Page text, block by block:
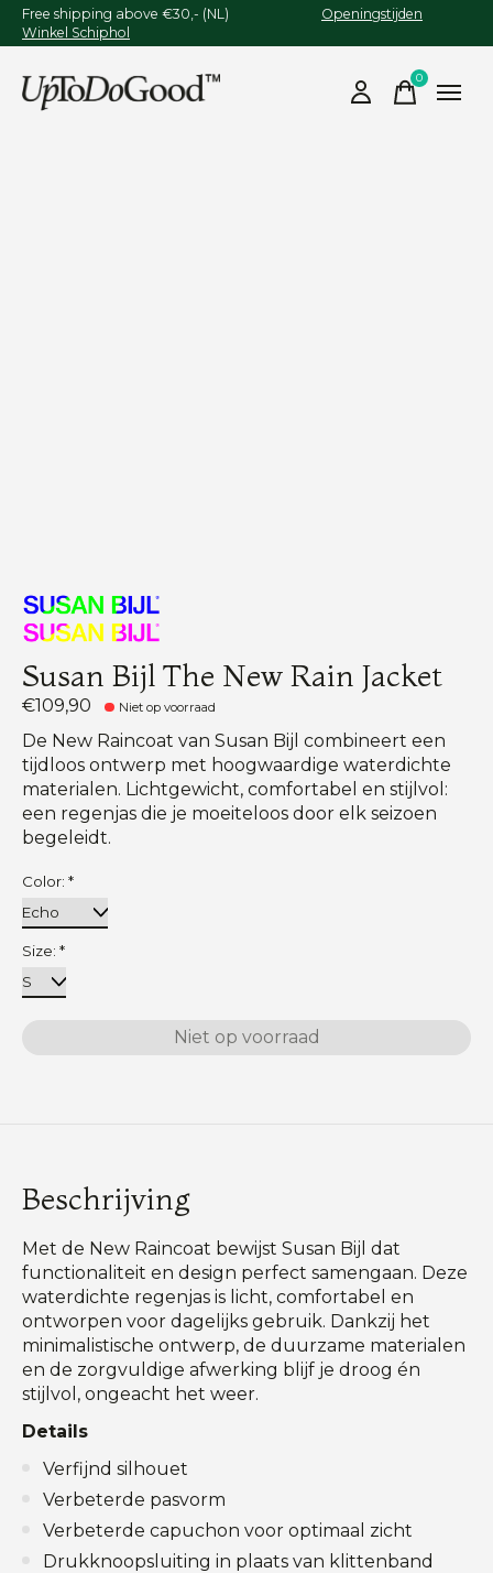
Free shipping above €30,- (NL) Openingstijden
Winkel Schiphol
0items
Susan Bijl The New Rain Jacket
€109,90 Niet op voorraad
De New Raincoat van Susan Bijl combineert een
tijdloos ontwerp met hoogwaardige waterdichte
materialen. Lichtgewicht, comfortabel en stijlvol:
een regenjas die je moeiteloos door elk seizoen
begeleidt.
Color: *
Size: *
Niet op voorraad
Beschrijving
Met de New Raincoat bewijst Susan Bijl dat
functionaliteit en design perfect samengaan. Deze
waterdichte regenjas is licht, comfortabel en
ontworpen voor dagelijks gebruik. Dankzij het
minimalistische ontwerp, de duurzame materialen
en de zorgvuldige afwerking blijf je droog én
stijlvol, ongeacht het weer.
Details
Verfijnd silhouet
Verbeterde pasvorm
Verbeterde capuchon voor optimaal zicht
Drukknoopsluiting in plaats van klittenband